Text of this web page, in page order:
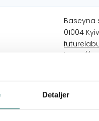
Detaljer
Baseyna
01004 Kyiv
https://
Kvinder